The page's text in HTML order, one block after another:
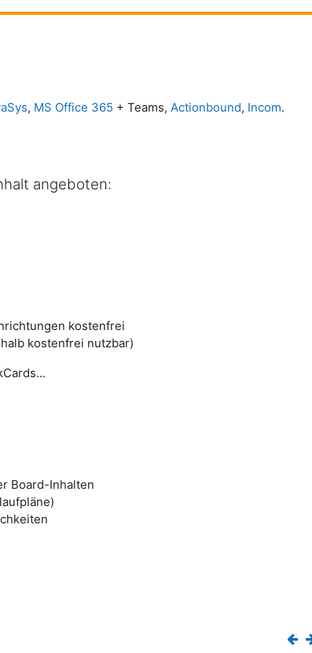
, MS Office 365 + Teams, Actionbound, Incom.
angeboten:
kostenfrei
kostenfrei nutzbar)
Board-Inhalten